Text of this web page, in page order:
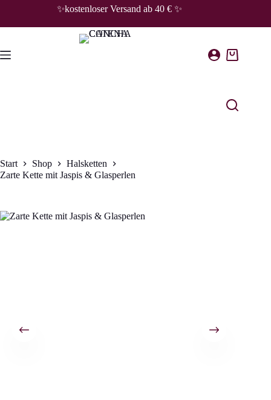
springen
✨kostenloser Versand ab 40 € ✨
Warenkorb
Start Shop
Halsketten
Zarte Kette mit Jaspis & Glasperlen